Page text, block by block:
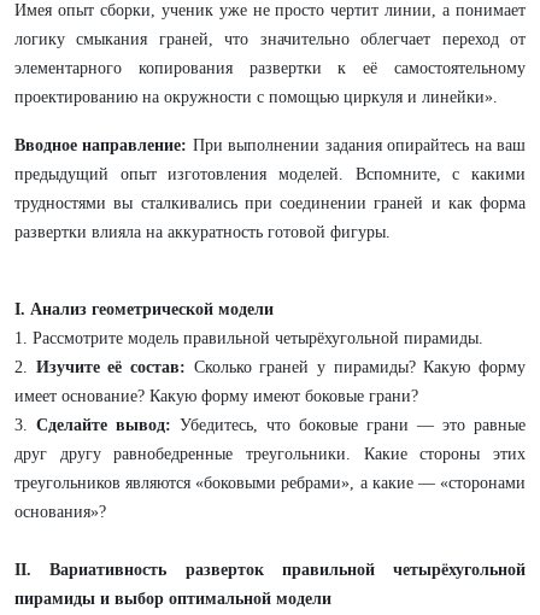
Имея опыт сборки, ученик уже не просто чертит линии, а понимает
логику смыкания граней, что значительно облегчает переход от
элементарного копирования развертки к её самостоятельному
проектированию на окружности с помощью циркуля и линейки».
Вводное направление: При выполнении задания опирайтесь на ваш
предыдущий опыт изготовления моделей. Вспомните, с какими
трудностями вы сталкивались при соединении граней и как форма
развертки влияла на аккуратность готовой фигуры.
I. Анализ геометрической модели
1. Рассмотрите модель правильной четырёхугольной пирамиды.
2. Изучите её состав: Сколько граней у пирамиды? Какую форму
имеет основание? Какую форму имеют боковые грани?
3. Сделайте вывод: Убедитесь, что боковые грани — это равные
друг другу равнобедренные треугольники. Какие стороны этих
треугольников являются «боковыми ребрами», а какие — «сторонами
основания»?
II. Вариативность разверток правильной четырёхугольной
пирамиды и выбор оптимальной модели